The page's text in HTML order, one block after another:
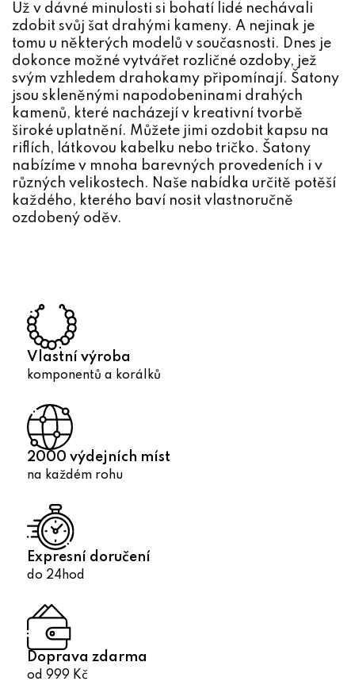
c
í
p
r
v
k
y
v
ý
p
i
Už v dávné minulosti si bohatí lidé nechávali
zdobit svůj šat drahými kameny. A nejinak je
tomu u některých modelů v současnosti. Dnes je
dokonce možné vytvářet rozličné ozdoby, jež
svým vzhledem drahokamy připomínají. Šatony
jsou skleněnými napodobeninami drahých
kamenů, které nacházejí v kreativní tvorbě
široké uplatnění. Můžete jimi ozdobit kapsu na
riflích, látkovou kabelku nebo tričko. Šatony
nabízíme v mnoha barevných provedeních i v
různých velikostech. Naše nabídka určitě potěší
každého, kterého baví nosit vlastnoručně
ozdobený oděv.
Vlastní výroba
komponentů a korálků
2000 výdejních míst
na každém rohu
Expresní doručení
do 24hod
Doprava zdarma
od 999 Kč